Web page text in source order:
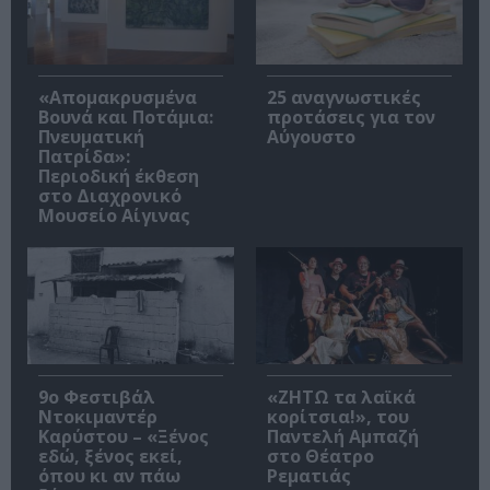
«Απομακρυσμένα
Βουνά και Ποτάμια:
Πνευματική
Πατρίδα»:
Περιοδική έκθεση
στο Διαχρονικό
Μουσείο Αίγινας
25 αναγνωστικές
προτάσεις για τον
Αύγουστο
9ο Φεστιβάλ
Ντοκιμαντέρ
Καρύστου – «Ξένος
εδώ, ξένος εκεί,
όπου κι αν πάω
«ΖΗΤΩ τα λαϊκά
κορίτσια!», του
Παντελή Αμπαζή
στο Θέατρο
Ρεματιάς